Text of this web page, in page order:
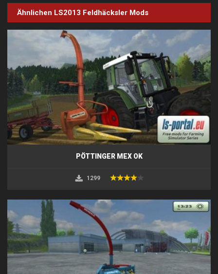
Ähnlichen LS2013 Feldhäcksler Mods
PÖTTINGER MEX OK
1299